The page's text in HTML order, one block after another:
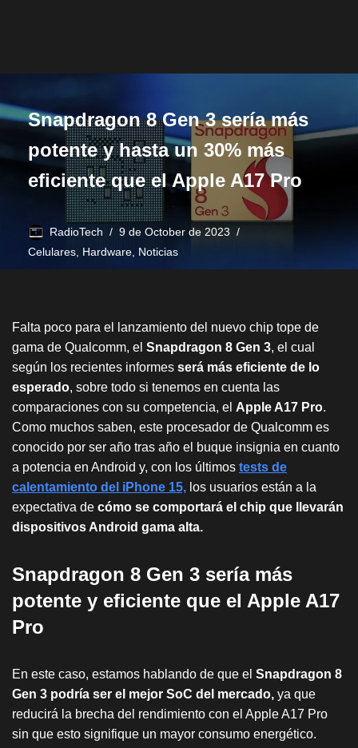
Snapdragon 8 Gen 3 sería más
potente y hasta un 30% más
eficiente que el Apple A17 Pro
RadioTech
9 de October de 2023
Celulares, Hardware, Noticias
Falta poco para el lanzamiento del nuevo chip tope de
gama de Qualcomm, el Snapdragon 8 Gen 3, el cual
según los recientes informes será más eficiente de lo
esperado, sobre todo si tenemos en cuenta las
comparaciones con su competencia, el Apple A17 Pro.
Como muchos saben, este procesador de Qualcomm es
conocido por ser año tras año el buque insignia en cuanto
a potencia en Android y, con los últimos tests de
calentamiento del iPhone 15, los usuarios están a la
expectativa de cómo se comportará el chip que llevarán
dispositivos Android gama alta.
Snapdragon 8 Gen 3 sería más
potente y eficiente que el Apple A17
Pro
En este caso, estamos hablando de que el Snapdragon 8
Gen 3 podría ser el mejor SoC del mercado, ya que
reducirá la brecha del rendimiento con el Apple A17 Pro
sin que esto signifique un mayor consumo energético.